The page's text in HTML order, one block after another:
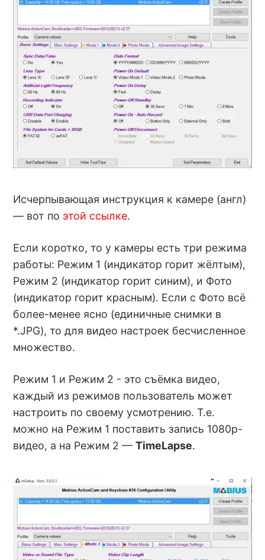
Исчерпывающая инструкция к камере (англ)
— вот по этой ссылке.
Если коротко, то у камеры есть три режима
работы: Режим 1 (индикатор горит жёлтым),
Режим 2 (индикатор горит синим), и Фото
(индикатор горит красным). Если с Фото всё
более-менее ясно (единичные снимки в
*.JPG), то для видео настроек бесчисленное
множество.
Режим 1 и Режим 2 - это съёмка видео,
каждый из режимов пользователь может
настроить по своему усмотрению. Т.е.
можно на Режим 1 поставить запись 1080р-
видео, а на Режим 2 — TimeLapse.